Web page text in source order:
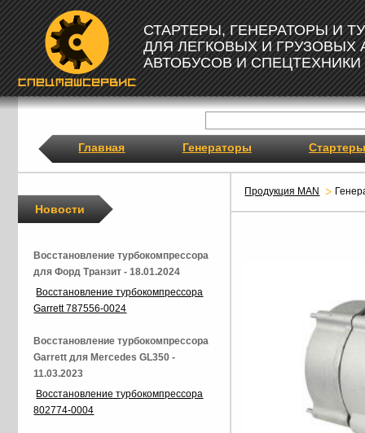
СТАРТЕРЫ, ГЕНЕРАТОРЫ И
ДЛЯ ЛЕГКОВЫХ И ГРУЗОВЫХ
АВТОБУСОВ И СПЕЦТЕХНИКИ
Главная Генераторы Стартеры
Продукция MAN
Новости
Восстановление турбокомпрессора
для Форд Транзит - 18.01.2024
Восстановление турбокомпрессора
Garrett 787556-0024
Восстановление турбокомпрессора
Garrett для Mercedes GL350 -
11.03.2023
Восстановление турбокомпрессора
802774-0004